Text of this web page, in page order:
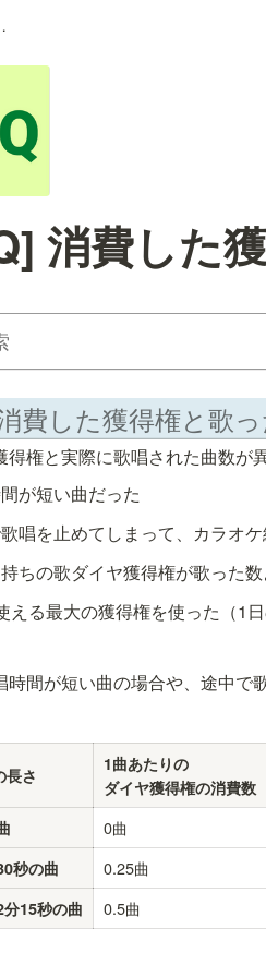
数が違う
消費した
費した獲得権と歌
得権と実際に歌唱された曲数が
が短い曲だった
唱を止めてしまって、カラオ
ちの歌ダイヤ獲得権が歌った
える最大の獲得権を使った（1
時間が短い曲の場合や、途中で
長さ
1曲あたりの
ダイヤ獲得権の消費数
0曲
秒の曲 0.25曲
15秒の曲 0.5曲